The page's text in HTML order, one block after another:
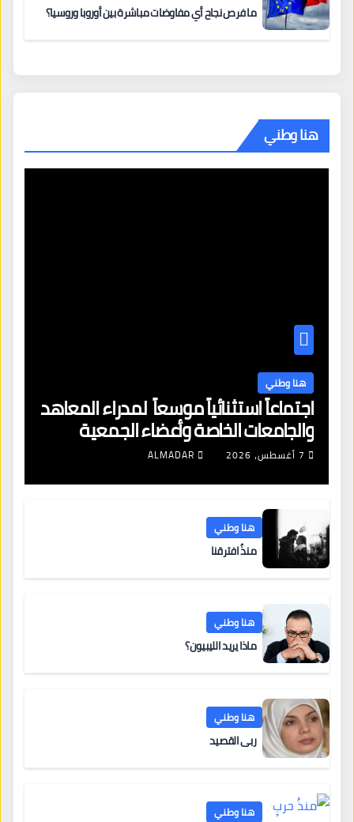
ما فرص نجاح أي مفاوضات مباشرة بين أوروبا وروسيا؟
هنا وطني
هنا وطني
اجتماعاً استثنائياً موسعاً لمدراء المعاهد
والجامعات الخاصة وأعضاء الجمعية
العمومية للنقابة العامة لمؤسسات
التعليم والتدريب الخاص في ليبيا
7 أغسطس، 2026 ALMADAR
هنا وطني
منذُ افترقنا
هنا وطني
ماذا يريد الليبيون؟
هنا وطني
ربى القصيد
هنا وطني